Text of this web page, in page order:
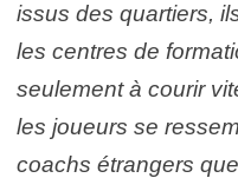
issus des quartiers,
les centres de
seulement à courir
les joueurs se
coachs étrangers